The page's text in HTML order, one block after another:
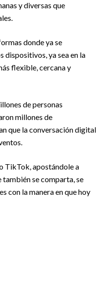
y diversas que
donde ya se
dispositivos, ya sea en la
flexible, cercana y
de personas
millones de
que la conversación digital
TikTok, apostándole a
también se comparta, se
con la manera en que hoy